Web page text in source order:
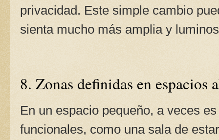
privacidad. Este simple cambio
sienta mucho más amplia y
8. Zonas definidas en espacios
En un espacio pequeño, a veces
funcionales, como una sala de